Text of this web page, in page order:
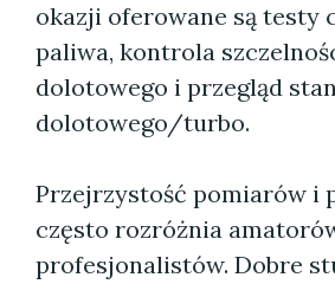
okazji oferowane są testy
paliwa, kontrola
dolotowego i przegląd
dolotowego/turbo.
Przejrzystość pomiarów i
często rozróżnia
profesjonalistów. Dobre